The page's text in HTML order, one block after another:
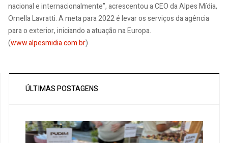
nacional e internacionalmente”, acrescentou a CEO da Alpes Mídia,
Ornella Lavratti. A meta para 2022 é levar os serviços da agência
para o exterior, iniciando a atuação na Europa.
(www.alpesmidia.com.br)
ÚLTIMAS POSTAGENS